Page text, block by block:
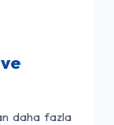
daha fazla